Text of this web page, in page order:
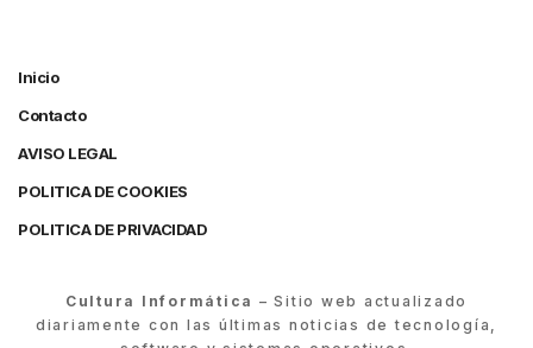
Inicio
Contacto
AVISO LEGAL
POLITICA DE COOKIES
POLITICA DE PRIVACIDAD
Cultura Informática – Sitio web actualizado
diariamente con las últimas noticias de tecnología,